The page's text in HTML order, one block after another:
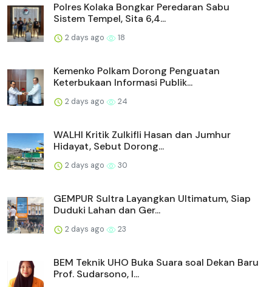
Polres Kolaka Bongkar Peredaran Sabu
Sistem Tempel, Sita 6,4...
2 days ago 18
Kemenko Polkam Dorong Penguatan
Keterbukaan Informasi Publik...
2 days ago 24
WALHI Kritik Zulkifli Hasan dan Jumhur
Hidayat, Sebut Dorong...
2 days ago 30
GEMPUR Sultra Layangkan Ultimatum, Siap
Duduki Lahan dan Ger...
2 days ago 23
BEM Teknik UHO Buka Suara soal Dekan Baru
Prof. Sudarsono, I...